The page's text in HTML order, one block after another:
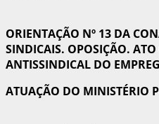
ORIENTAÇÃO Nº 13 DA
SINDICAIS. OPOSIÇÃO.
ANTISSINDICAL DO
ATUAÇÃO DO MINISTÉRIO